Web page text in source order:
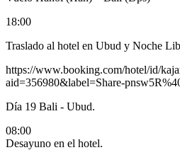
18:00
Traslado al hotel en Ubud y Noche
https://www.booking.com/hotel/id/
aid=356980&label=Share-
Día 19 Bali - Ubud.
08:00
Desayuno en el hotel.